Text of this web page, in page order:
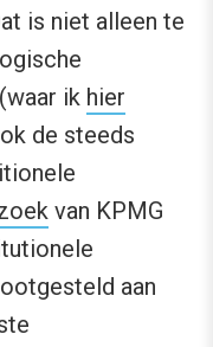
is niet alleen te
ik hier
de steeds
van KPMG
aan